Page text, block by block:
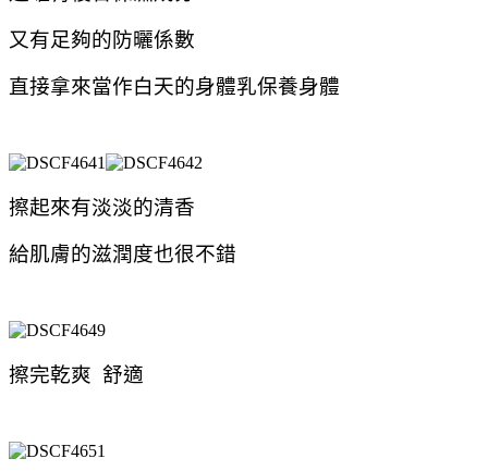
又有足夠的防曬係數
直接拿來當作白天的身體乳保養身體
擦起來有淡淡的清香
給肌膚的滋潤度也很不錯
擦完乾爽 舒適